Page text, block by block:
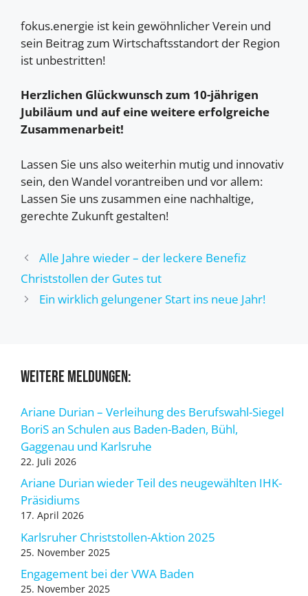
fokus.energie ist kein gewöhnlicher Verein und
sein Beitrag zum Wirtschaftsstandort der Region
ist unbestritten!
Herzlichen Glückwunsch zum 10-jährigen
Jubiläum und auf eine weitere erfolgreiche
Zusammenarbeit!
Lassen Sie uns also weiterhin mutig und innovativ
sein, den Wandel vorantreiben und vor allem:
Lassen Sie uns zusammen eine nachhaltige,
gerechte Zukunft gestalten!
Alle Jahre wieder – der leckere Benefiz
Christstollen der Gutes tut
Ein wirklich gelungener Start ins neue Jahr!
Weitere Meldungen:
Ariane Durian – Verleihung des Berufswahl-Siegel
BoriS an Schulen aus Baden-Baden, Bühl,
Gaggenau und Karlsruhe
22. Juli 2026
Ariane Durian wieder Teil des neugewählten IHK-
Präsidiums
17. April 2026
Karlsruher Christstollen-Aktion 2025
25. November 2025
Engagement bei der VWA Baden
25. November 2025